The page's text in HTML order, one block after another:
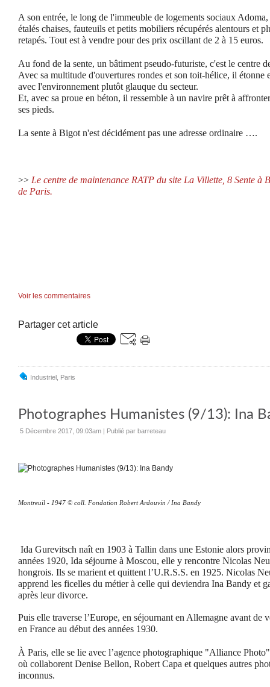
A son entrée, le long de l'immeuble de logements sociaux
étalés chaises, fauteuils et petits mobiliers récupérés alentours et
retapés. Tout est à vendre pour des prix oscillant de 2 à 15 euros.
Au fond de la sente, un bâtiment pseudo-futuriste, c'est le centre
Avec sa multitude d'ouvertures rondes et son toit-hélice, il étonne
avec l'environnement plutôt glauque du secteur.
Et, avec sa proue en béton, il ressemble à un navire prêt à
ses pieds.
La sente à Bigot n'est décidément pas une adresse ordinaire ….
>> Le centre de maintenance RATP du site La Villette, 8 Sente à
de Paris.
Voir les commentaires
Partager cet article
Industriel Paris
Photographes Humanistes (9/13): Ina
5 Décembre 2017, 09:03am Publié par barreteau
Montreuil - 1947 © coll. Fondation Robert Ardouvin / Ina Bandy
Ida Gurevitsch naît en 1903 à Tallin dans une Estonie alors
années 1920, Ida séjourne à Moscou, elle y rencontre Nicolas
hongrois. Ils se marient et quittent l’U.R.S.S. en 1925. Nicolas
apprend les ficelles du métier à celle qui deviendra Ina Bandy et
après leur divorce.
Puis elle traverse l’Europe, en séjournant en Allemagne avant de
en France au début des années 1930.
À Paris, elle se lie avec l’agence photographique "Alliance
où collaborent Denise Bellon, Robert Capa et quelques autres
inconnus.